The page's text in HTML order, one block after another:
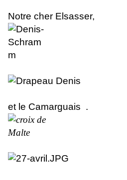
Notre cher Elsasser,
et le Camarguais .